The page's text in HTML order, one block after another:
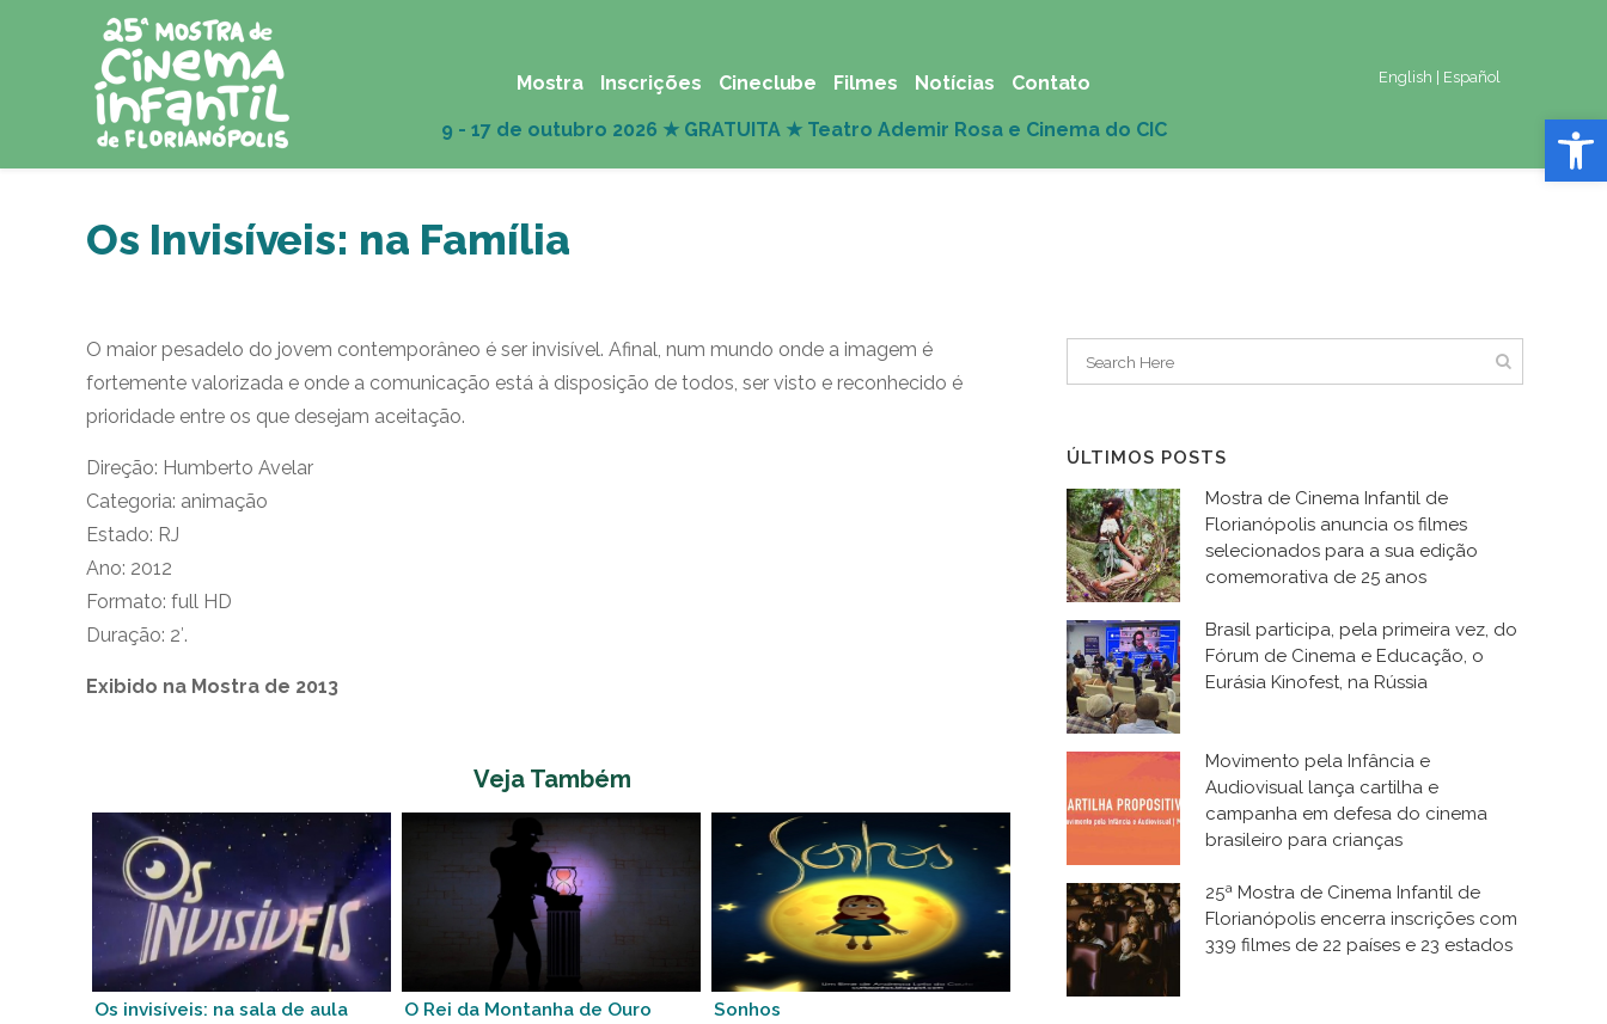
Abrir
English Español
Mostra Inscrições Cineclube Filmes Notícias Contato
Os Invisíveis: na Família
O maior pesadelo do jovem contemporâneo é ser invisível. Afinal, num mundo onde a imagem é
fortemente valorizada e onde a comunicação está à disposição de todos, ser visto e reconhecido é
prioridade entre os que desejam aceitação.
Direção: Humberto Avelar
Categoria: animação
Estado: RJ
Ano: 2012
Formato: full HD
Duração: 2′.
Exibido na Mostra de 2013
Veja Também
Os invisíveis: na sala de aula O Rei da Montanha de Ouro Sonhos
ÚLTIMOS POSTS
Mostra de Cinema Infantil de
Florianópolis anuncia os filmes
selecionados para a sua edição
comemorativa de 25 anos
Brasil participa, pela primeira vez, do
Fórum de Cinema e Educação, o
Eurásia Kinofest, na Rússia
Movimento pela Infância e
Audiovisual lança cartilha e
campanha em defesa do cinema
brasileiro para crianças
25ª Mostra de Cinema Infantil de
Florianópolis encerra inscrições com
339 filmes de 22 países e 23 estados